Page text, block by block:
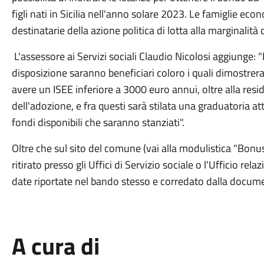
figli nati in Sicilia nell'anno solare 2023. Le famiglie
destinatarie della azione politica di lotta alla marginalità
L'assessore ai Servizi sociali Claudio Nicolosi
disposizione saranno beneficiari coloro i quali
avere un ISEE inferiore a 3000 euro annui, oltre alla
dell'adozione, e fra questi sarà stilata una graduatoria
fondi disponibili che saranno stanziati".
Oltre che sul sito del comune (vai alla modulistica
ritirato presso gli Uffici di Servizio sociale o l'Ufficio
date riportate nel bando stesso e corredato dalla
A cura di